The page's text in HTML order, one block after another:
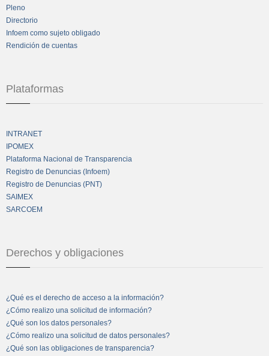
Pleno
Directorio
Infoem como sujeto obligado
Rendición de cuentas
Plataformas
INTRANET
IPOMEX
Plataforma Nacional de Transparencia
Registro de Denuncias (Infoem)
Registro de Denuncias (PNT)
SAIMEX
SARCOEM
Derechos y obligaciones
¿Qué es el derecho de acceso a la información?
¿Cómo realizo una solicitud de información?
¿Qué son los datos personales?
¿Cómo realizo una solicitud de datos personales?
¿Qué son las obligaciones de transparencia?